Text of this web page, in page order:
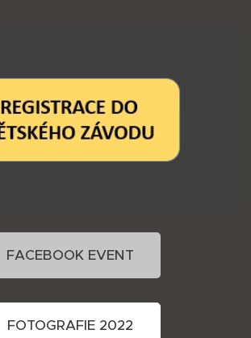
FACEBOOK EVENT
FOTOGRAFIE 2022